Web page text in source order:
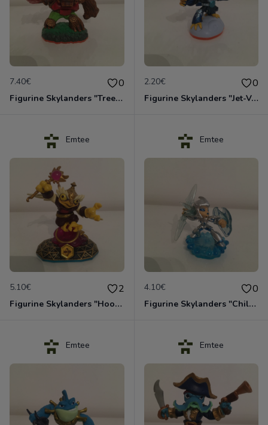
7.40€ 0
Figurine Skylanders "Tree Rex - Giants"
2.20€ 0
Figurine Skylanders "Jet-Vac - Giants"
Emtee
5.10€ 2
Figurine Skylanders "Hoot Loop - Swap Force"
Emtee
4.10€ 0
Figurine Skylanders "Chill - Blizzard"
Emtee Emtee